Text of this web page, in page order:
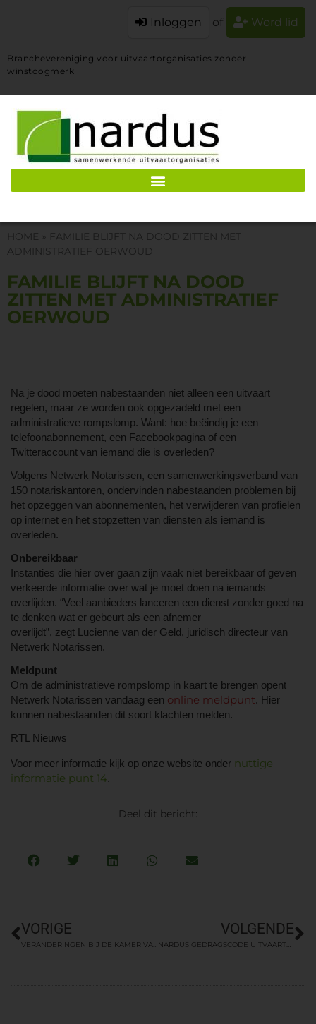
Branchevereniging voor uitvaartorganisaties zonder
winstoogmerk
Inloggen of Word lid
HOME
FAMILIE BLIJFT NA DOOD ZITTEN MET
ADMINISTRATIEF OERWOUD
FAMILIE BLIJFT NA DOOD
ZITTEN MET ADMINISTRATIEF
OERWOUD
Na je dood moeten nabestaanden niet alleen een uitvaart
regelen, maar ze worden ook opgezadeld met een
administratieve rompslomp. Want: hoe beëindig je een
telefoonabonnement, een Facebookpagina of een
Twitteraccount van iemand die is overleden?
Volgens Netwerk Notarissen, een samenwerkingsverband van
150 notariskantoren, ondervinden nabestaanden problemen bij
het opzeggen van abonnementen, het verwijderen van profielen
op internet en het stopzetten van diensten als iemand is
overleden.
Onbereikbaar
Instanties die hier over gaan zijn vaak niet bereikbaar of geven
verkeerde informatie over wat je moet doen na iemands
overlijden. “Veel aanbieders lanceren een dienst zonder goed na
te denken wat er gebeurt als een afnemer
overlijdt”, zegt Lucienne van der Geld, juridisch directeur van
Netwerk Notarissen.
Meldpunt
Om de administratieve rompslomp in kaart te brengen opent
Netwerk Notarissen vandaag een online meldpunt. Hier
kunnen nabestaanden dit soort klachten melden.
RTL Nieuws
Voor meer informatie kijk op onze website onder nuttige
informatie punt 14.
Deel dit bericht:
VORIGE VOLGENDE